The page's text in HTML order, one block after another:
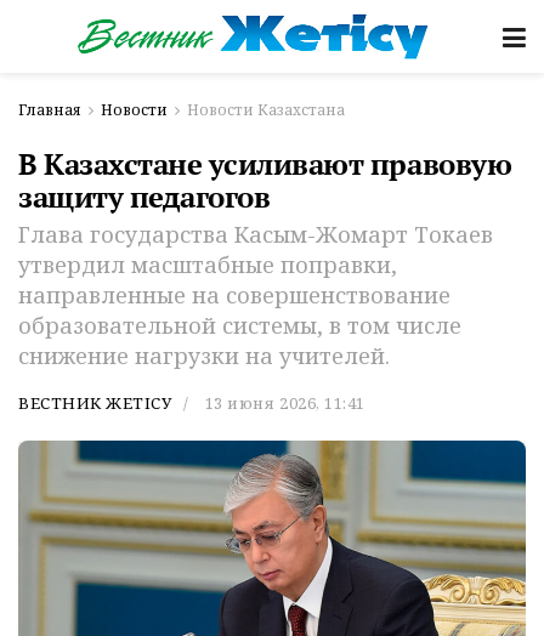
Главная Новости Новости Казахстана
В Казахстане усиливают правовую
защиту педагогов
Глава государства Касым-Жомарт Токаев
утвердил масштабные поправки,
направленные на совершенствование
образовательной системы, в том числе
снижение нагрузки на учителей.
ВЕСТНИК ЖЕТІСУ 13 июня 2026, 11:41